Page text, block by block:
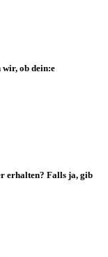
ob dein:e
erhalten? Falls ja, gib